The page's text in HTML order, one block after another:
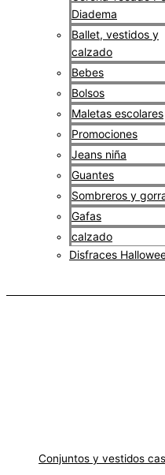
Diadema
Ballet, vestidos y
calzado
Bebes
Bolsos
Maletas escolares
Promociones
Jeans niña
Guantes
Sombreros y
Gafas
calzado
Disfraces
Conjuntos y vestidos